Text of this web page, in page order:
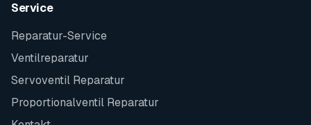
Service
Reparatur-Service
Ventilreparatur
Servoventil Reparatur
Proportionalventil Reparatur